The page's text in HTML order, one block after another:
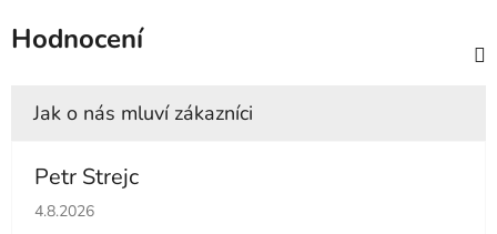
Hodnocení
Petr Strejc
Hodnocení obchodu je 5 z 5 hvězdiček.
4.8.2026